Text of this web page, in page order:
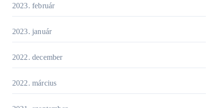
2023. február
2023. január
2022. december
2022. március